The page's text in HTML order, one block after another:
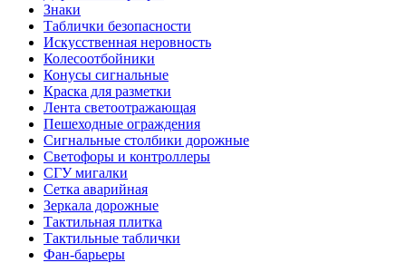
Знаки
Таблички безопасности
Искусственная неровность
Колесоотбойники
Конусы сигнальные
Краска для разметки
Лента светоотражающая
Пешеходные ограждения
Сигнальные столбики дорожные
Светофоры и контроллеры
СГУ мигалки
Cетка аварийная
Зеркала дорожные
Тактильная плитка
Тактильные таблички
Фан-барьеры